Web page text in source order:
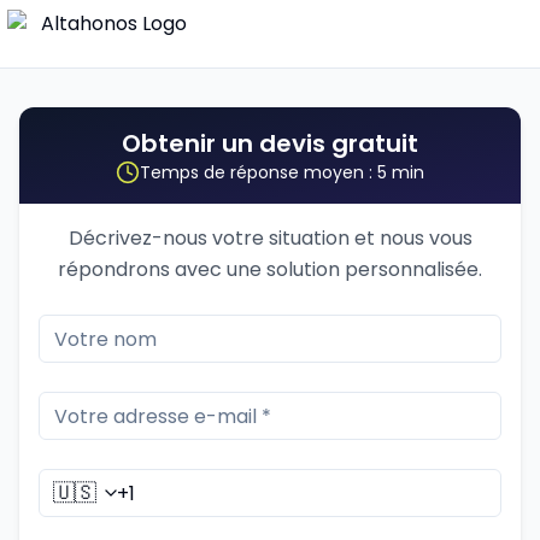
Obtenir un devis gratuit
Temps de réponse moyen : 5 min
Décrivez-nous votre situation et nous vous
répondrons avec une solution personnalisée.
🇺🇸